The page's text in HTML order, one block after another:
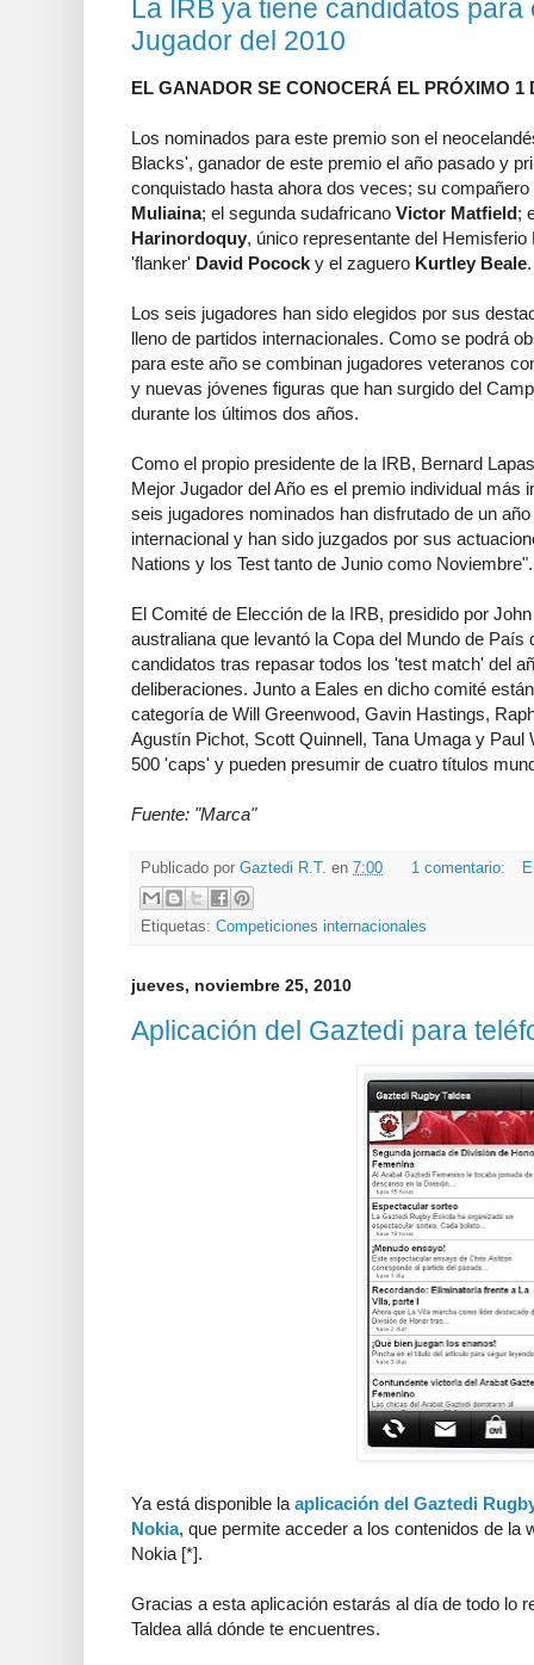
La IRB ya tiene candidatos
Jugador del 2010
EL GANADOR SE CONOCERÁ EL PRÓXIMO 1
Los nominados para este premio son el
Blacks', ganador de este premio el año pasado y
conquistado hasta ahora dos veces; su
Muliaina; el segunda sudafricano Victor Matfield;
Harinordoquy, único representante del
'flanker' David Pocock y el zaguero Kurtley Beale.
Los seis jugadores han sido elegidos por sus
lleno de partidos internacionales. Como se podrá
para este año se combinan jugadores veteranos
y nuevas jóvenes figuras que han surgido del
durante los últimos dos años.
Como el propio presidente de la IRB, Bernard
Mejor Jugador del Año es el premio individual más
seis jugadores nominados han disfrutado de un
internacional y han sido juzgados por sus
Nations y los Test tanto de Junio como Noviembre".
El Comité de Elección de la IRB, presidido por
australiana que levantó la Copa del Mundo de
candidatos tras repasar todos los 'test match' del
deliberaciones. Junto a Eales en dicho comité
categoría de Will Greenwood, Gavin Hastings,
Agustín Pichot, Scott Quinnell, Tana Umaga y
500 'caps' y pueden presumir de cuatro títulos
Fuente: "Marca"
Publicado por Gaztedi R.T. en 7:00 1 comentario:
Etiquetas: Competiciones internacionales
jueves, noviembre 25, 2010
Aplicación del Gaztedi para
Ya está disponible la aplicación del Gaztedi
Nokia, que permite acceder a los contenidos de la
Nokia [*].
Gracias a esta aplicación estarás al día de todo lo
Taldea allá dónde te encuentres.